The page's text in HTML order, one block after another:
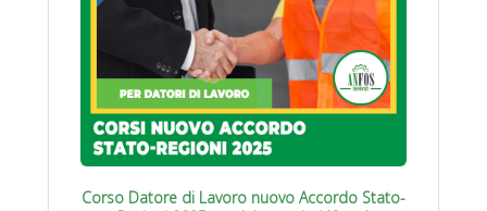
Corso Datore di Lavoro nuovo Accordo Stato-